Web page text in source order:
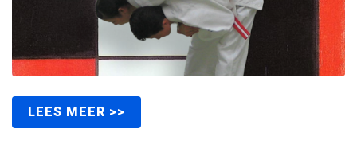
LEES MEER >>